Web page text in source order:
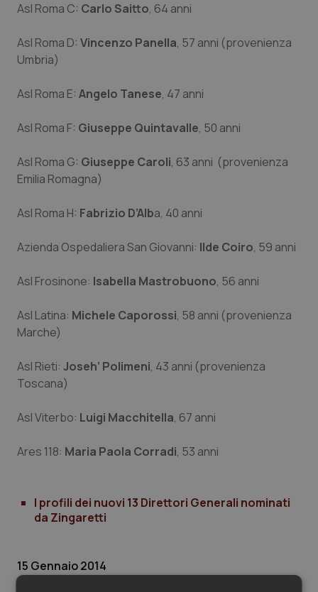
Provincia Autonoma di Bolzano
Provincia Autonoma di Trento
Puglia
Sardegna
Sicilia
Umbria
Valle D’Aosta
Veneto
Infezioni & Febbre
Ipertensione & Scompenso
Malattie rare
Malattia di Crohn & Rettocolite Ulcerosa
Neuroscienze & patologie neurodegenerative
Oftalmologia
Oncodermatologia
Oncoematologia
Psoriasi & pelle
Quotidiano Cardiologia
Quotidiano Chirurgia
Quotidiano Oncologia
Rene & patologie urogenitali
Asl Roma C: Carlo Saitto, 64 anni
Asl Roma D: Vincenzo Panella, 57 anni (provenienza
Umbria)
Asl Roma E: Angelo Tanese, 47 anni
Asl Roma F: Giuseppe Quintavalle, 50 anni
Asl Roma G: Giuseppe Caroli, 63 anni (provenienza
Emilia Romagna)
Asl Roma H: Fabrizio D’Alba, 40 anni
Azienda Ospedaliera San Giovanni: Ilde Coiro, 59 anni
Asl Frosinone: Isabella Mastrobuono, 56 anni
Asl Latina: Michele Caporossi, 58 anni (provenienza
Marche)
Asl Rieti: Joseh’ Polimeni, 43 anni (provenienza
Toscana)
Asl Viterbo: Luigi Macchitella, 67 anni
Ares 118: Maria Paola Corradi, 53 anni
I profili dei nuovi 13 Direttori Generali nominati
da Zingaretti
15 Gennaio 2014
© Riproduzione riservata